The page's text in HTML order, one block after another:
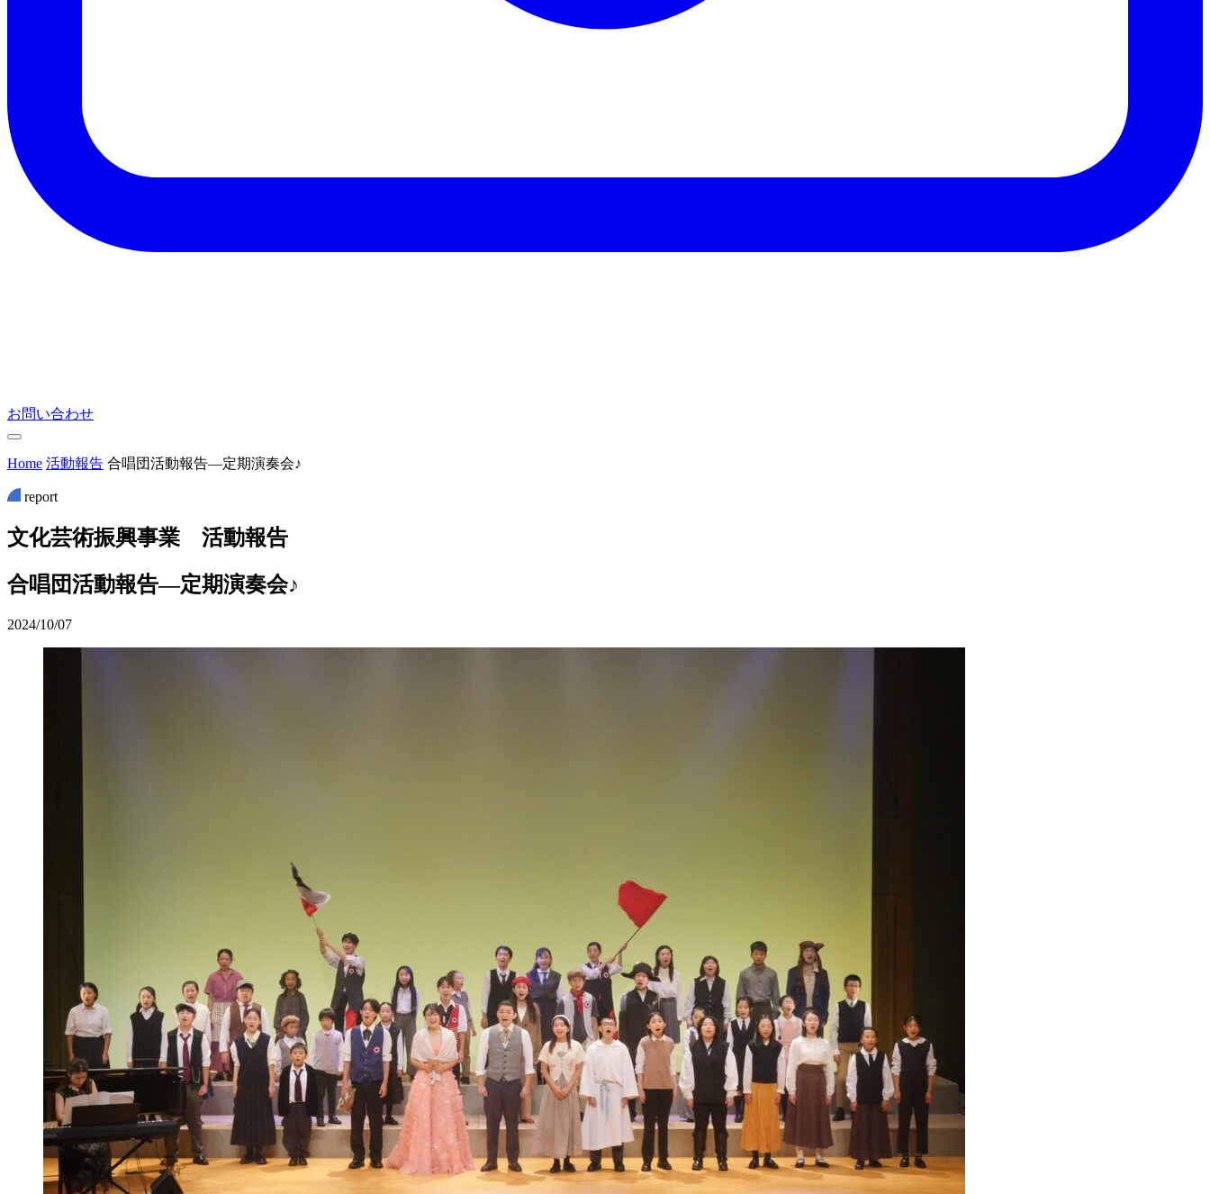
お問い合わせ
Home 活動報告 合唱団活動報告―定期演奏会♪
report
文化芸術振興事業 活動報告
合唱団活動報告―定期演奏会♪
2024/10/07